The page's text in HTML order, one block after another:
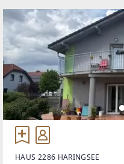
HAUS 2286 HARINGSEE